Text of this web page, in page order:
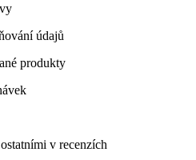
údajů
produkty
v recenzích